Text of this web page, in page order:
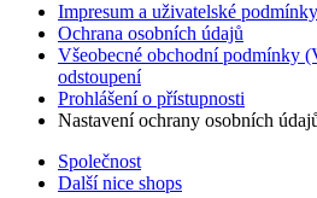
Impresum a uživatelské podmínky
Ochrana osobních údajů
Všeobecné obchodní podmínky
odstoupení
Prohlášení o přístupnosti
Nastavení ochrany osobních
Společnost
Další nice shops